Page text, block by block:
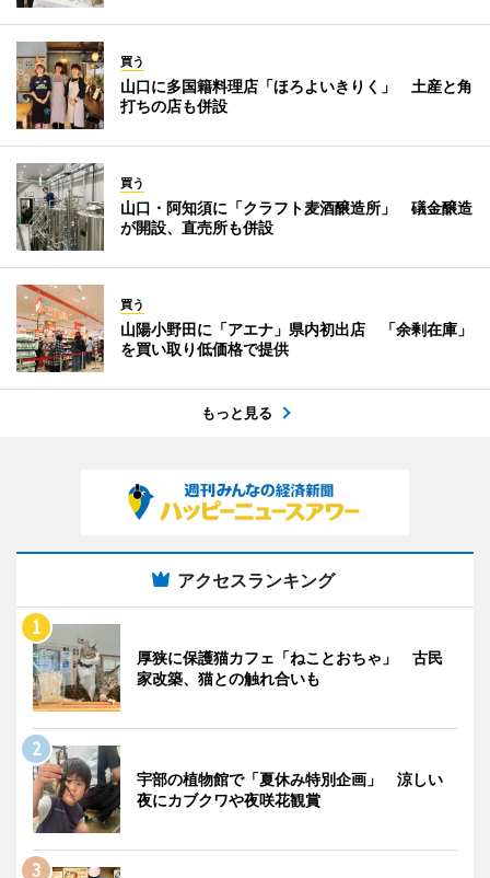
買う
山口に多国籍料理店「ほろよいきりく」 土産と角
打ちの店も併設
買う
山口・阿知須に「クラフト麦酒醸造所」 礒金醸造
が開設、直売所も併設
買う
山陽小野田に「アエナ」県内初出店 「余剰在庫」
を買い取り低価格で提供
もっと見る
アクセスランキング
厚狭に保護猫カフェ「ねことおちゃ」 古民
家改築、猫との触れ合いも
宇部の植物館で「夏休み特別企画」 涼しい
夜にカブクワや夜咲花観賞